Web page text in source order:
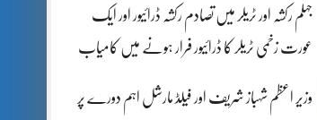
جہلم رکشہ اور ٹریلر میں تصادم رکشہ ڈرائیور اور ایک
عورت زخمی ٹریلر کا ڈرائیور فرار ہونے میں کامیاب
وزیر اعظم شہباز شریف اور فیلڈ مارشل اہم دورے پر